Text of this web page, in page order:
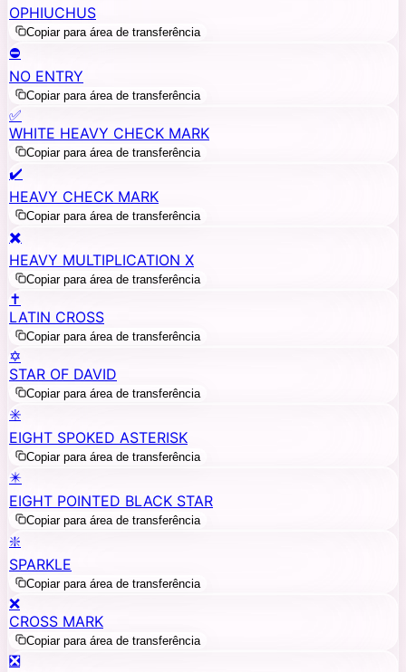
OPHIUCHUS
Copiar para área de transferência
⛔
NO ENTRY
Copiar para área de transferência
✅
WHITE HEAVY CHECK MARK
Copiar para área de transferência
✔️
HEAVY CHECK MARK
Copiar para área de transferência
✖️
HEAVY MULTIPLICATION X
Copiar para área de transferência
✝️
LATIN CROSS
Copiar para área de transferência
✡️
STAR OF DAVID
Copiar para área de transferência
✳️
EIGHT SPOKED ASTERISK
Copiar para área de transferência
✴️
EIGHT POINTED BLACK STAR
Copiar para área de transferência
❇️
SPARKLE
Copiar para área de transferência
❌
CROSS MARK
Copiar para área de transferência
❎